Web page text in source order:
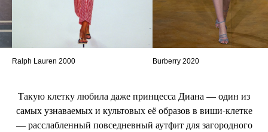
Ralph Lauren 2000 Burberry 2020
Такую клетку любила даже принцесса Диана — один из
самых узнаваемых и культовых её образов в виши-клетке
— расслабленный повседневный аутфит для загородного